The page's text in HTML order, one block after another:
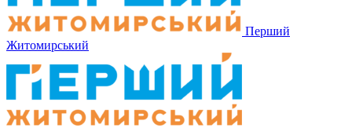
Перший
Житомирський